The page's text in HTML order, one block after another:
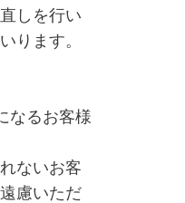
しを行い
ります。
なるお客様
ないお客
慮いただ